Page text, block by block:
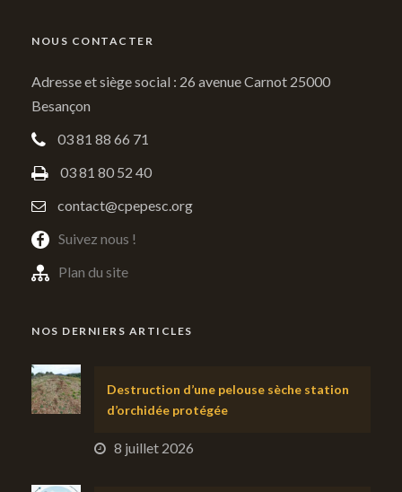
NOUS CONTACTER
Adresse et siège social : 26 avenue Carnot 25000
Besançon
03 81 88 66 71
03 81 80 52 40
contact@cpepesc.org
Suivez nous !
Plan du site
NOS DERNIERS ARTICLES
Destruction d’une pelouse sèche station
d’orchidée protégée
8 juillet 2026